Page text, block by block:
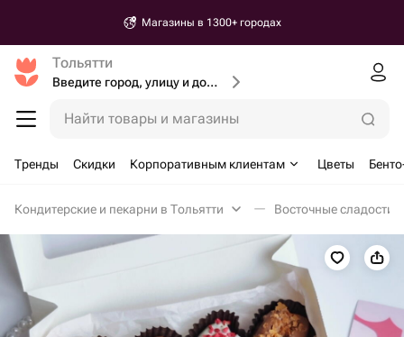
Магазины в 1300+ городах
Тольятти
Введите город, улицу и дом доставки
Найти товары и магазины
Тренды Скидки Корпоративным клиентам Цветы
Кондитерские и пекарни в Тольятти Восточные сладости